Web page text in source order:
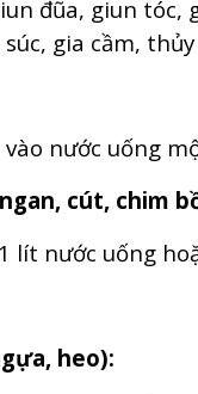
đũa, giun
gia cầm,
nước uống
cút, chim
lít nước uống
heo):